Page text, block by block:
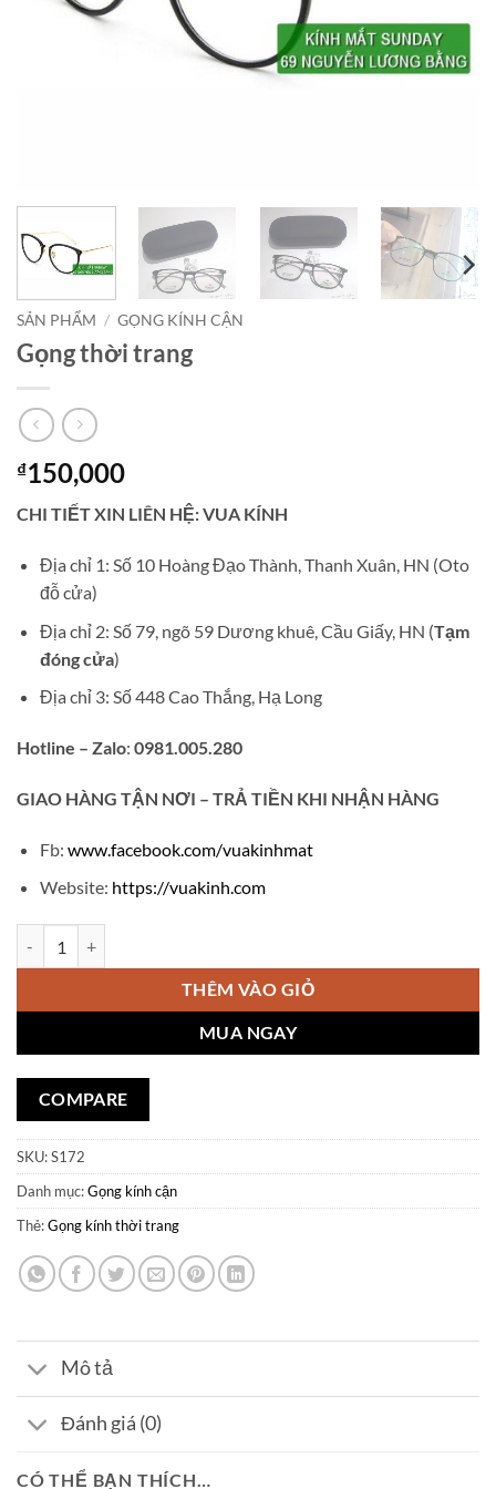
SẢN PHẨM / GỌNG KÍNH CẬN
Gọng thời trang
₫150,000
CHI TIẾT XIN LIÊN HỆ: VUA KÍNH
Địa chỉ 1: Số 10 Hoàng Đạo Thành, Thanh Xuân, HN (Oto
đỗ cửa)
Địa chỉ 2: Số 79, ngõ 59 Dương khuê, Cầu Giấy, HN (Tạm
đóng cửa)
Địa chỉ 3: Số 448 Cao Thắng, Hạ Long
Hotline – Zalo: 0981.005.280
GIAO HÀNG TẬN NƠI – TRẢ TIỀN KHI NHẬN HÀNG
Fb: www.facebook.com/vuakinhmat
Website: https://vuakinh.com
THÊM VÀO GIỎ
MUA NGAY
COMPARE
SKU:S172
Danh mục:Gọng kính cận
Thẻ:Gọng kính thời trang
Mô tả
Đánh giá (0)
CÓ THỂ BẠN THÍCH…